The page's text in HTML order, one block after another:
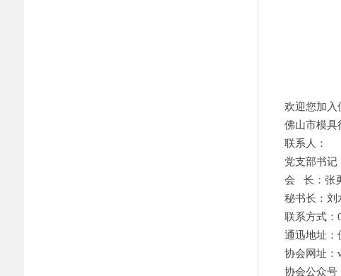
欢迎您加入
佛山市模具
联系人：
党支部书
会 长：张
秘书长：刘
联系方式：
通迅地址：
协会网址：
协会公众号